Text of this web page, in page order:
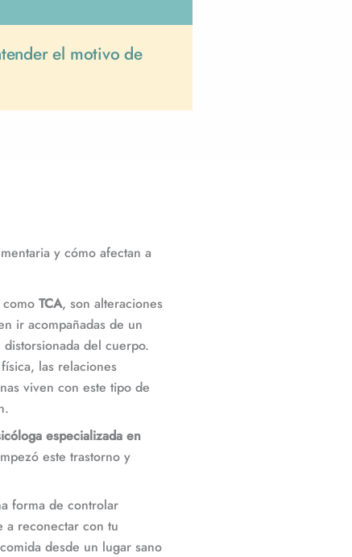
el motivo de
y cómo afectan a
TCA, son alteraciones
ir acompañadas de un
del cuerpo.
las relaciones
viven con este tipo de
especializada en
este trastorno y
forma de controlar
a reconectar con tu
desde un lugar sano